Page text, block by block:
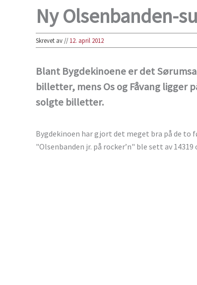
Ny Olsenbanden-
Skrevet av//12. april 2012
Blant Bygdekinoene er det
billetter, mens Os og Fåvang ligger
solgte billetter.
Bygdekinoen har gjort det meget bra på de to
"Olsenbanden jr. på rocker’n" ble sett av